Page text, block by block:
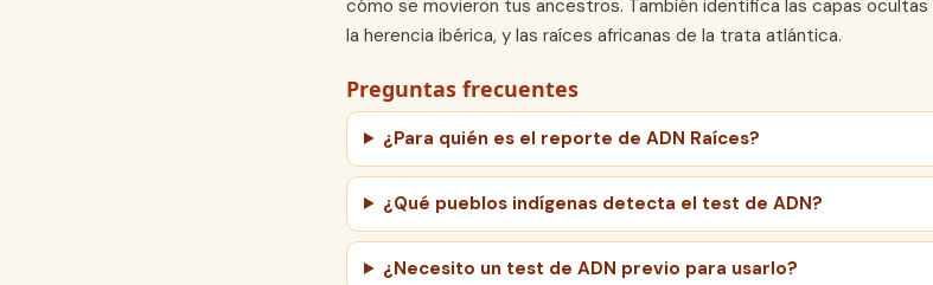
cómo se movieron tus ancestros. También identifica las capas ocultas
la herencia ibérica, y las raíces africanas de la trata atlántica.
Preguntas frecuentes
¿Para quién es el reporte de ADN Raíces?
¿Qué pueblos indígenas detecta el test de ADN?
¿Necesito un test de ADN previo para usarlo?